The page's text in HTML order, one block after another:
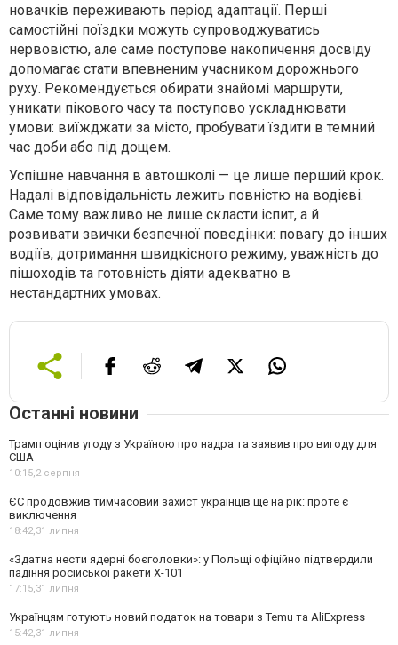
новачків переживають період адаптації. Перші
самостійні поїздки можуть супроводжуватись
нервовістю, але саме поступове накопичення досвіду
допомагає стати впевненим учасником дорожнього
руху. Рекомендується обирати знайомі маршрути,
уникати пікового часу та поступово ускладнювати
умови: виїжджати за місто, пробувати їздити в темний
час доби або під дощем.
Успішне навчання в автошколі — це лише перший крок.
Надалі відповідальність лежить повністю на водієві.
Саме тому важливо не лише скласти іспит, а й
розвивати звички безпечної поведінки: повагу до інших
водіїв, дотримання швидкісного режиму, уважність до
пішоходів та готовність діяти адекватно в
нестандартних умовах.
Останні новини
Трамп оцінив угоду з Україною про надра та заявив про вигоду для
США
10:15,2 серпня
ЄС продовжив тимчасовий захист українців ще на рік: проте є
виключення
18:42,31 липня
«Здатна нести ядерні боєголовки»: у Польщі офіційно підтвердили
падіння російської ракети Х-101
17:15,31 липня
Українцям готують новий податок на товари з Temu та AliExpress
15:42,31 липня